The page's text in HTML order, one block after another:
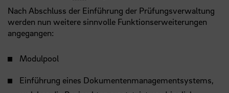
Nach Abschluss der Einführung der Prüfungsverwaltung
werden nun weitere sinnvolle Funktionserweiterungen
angegangen:
Modulpool
Einführung eines Dokumentenmanagementsystems,